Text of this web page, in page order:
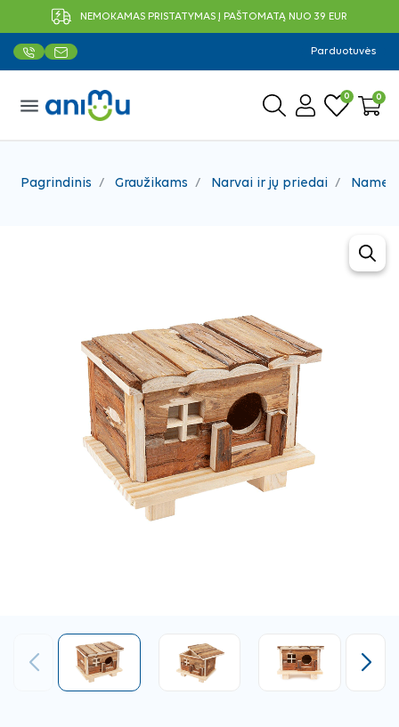
NEMOKAMAS PRISTATYMAS Į PAŠTOMATĄ NUO 39 EUR
Parduotuvės
menu 0 0
Pagrindinis Graužikams Narvai ir jų priedai
Ankstesnis Tęsti